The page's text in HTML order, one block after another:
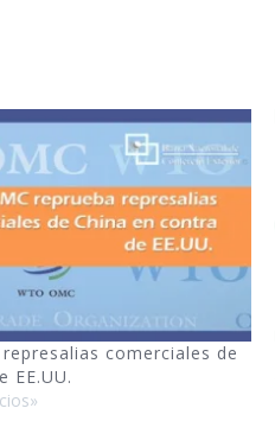
comerciales de
EE.UU.